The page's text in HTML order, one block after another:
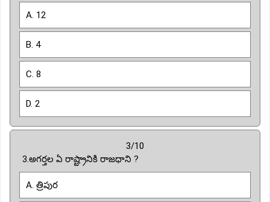
A. 12
B. 4
C. 8
D. 2
3/10
3.అగర్తల ఏ రాష్ట్రానికి రాజధాని ?
A. త్రిపుర